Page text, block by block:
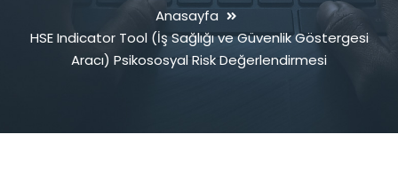
Anasayfa
HSE Indicator Tool (İş Sağlığı ve Güvenlik Göstergesi
Aracı) Psikososyal Risk Değerlendirmesi